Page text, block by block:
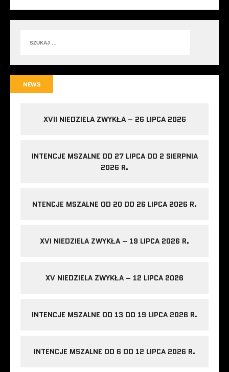
NEWS
XVII NIEDZIELA ZWYKŁA – 26 LIPCA 2026
INTENCJE MSZALNE OD 27 LIPCA DO 2 SIERPNIA
2026 R.
NTENCJE MSZALNE OD 20 DO 26 LIPCA 2026 R.
XVI NIEDZIELA ZWYKŁA – 19 LIPCA 2026 R.
XV NIEDZIELA ZWYKŁA – 12 LIPCA 2026
INTENCJE MSZALNE OD 13 DO 19 LIPCA 2026 R.
INTENCJE MSZALNE OD 6 DO 12 LIPCA 2026 R.